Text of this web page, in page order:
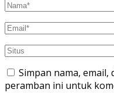
Simpan nama, email,
peramban ini untuk